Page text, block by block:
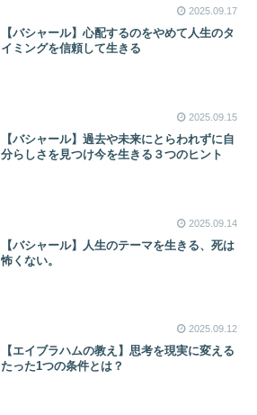
2025.09.17
【バシャール】心配するのをやめて人生のタ
イミングを信頼して生きる
2025.09.15
【バシャール】過去や未来にとらわれずに自
分らしさを見つけ今を生きる３つのヒント
2025.09.14
【バシャール】人生のテーマを生きる、死は
怖くない。
2025.09.12
【エイブラハムの教え】思考を現実に変える
たった1つの条件とは？